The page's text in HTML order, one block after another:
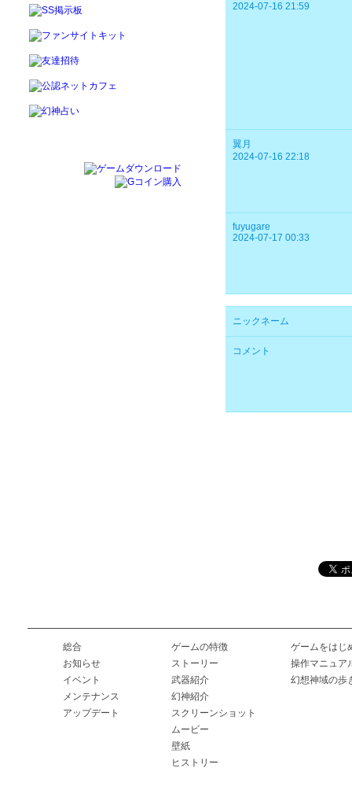
2024-07-16 21:59
翼月
2024-07-16 22:18
fuyugare
2024-07-17 00:33
ニックネーム
コメント
総合
お知らせ
イベント
メンテナンス
アップデート
ゲームの特徴
ストーリー
武器紹介
幻神紹介
スクリーンショット
ムービー
壁紙
ヒストリー
ゲームをはじ
操作マニュア
幻想神域の歩